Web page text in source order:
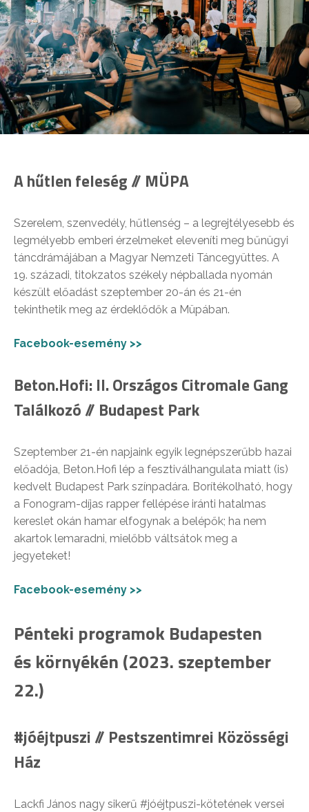
A hűtlen feleség // MÜPA
Szerelem, szenvedély, hűtlenség – a legrejtélyesebb és
legmélyebb emberi érzelmeket eleveníti meg bűnügyi
táncdrámájában a Magyar Nemzeti Táncegyüttes. A
19. századi, titokzatos székely népballada nyomán
készült előadást szeptember 20-án és 21-én
tekinthetik meg az érdeklődők a Müpában.
Facebook-esemény >>
Beton.Hofi: II. Országos Citromale Gang
Találkozó // Budapest Park
Szeptember 21-én napjaink egyik legnépszerűbb hazai
előadója, Beton.Hofi lép a fesztiválhangulata miatt (is)
kedvelt Budapest Park színpadára. Borítékolható, hogy
a Fonogram-díjas rapper fellépése iránti hatalmas
kereslet okán hamar elfogynak a belépők; ha nem
akartok lemaradni, mielőbb váltsátok meg a
jegyeteket!
Facebook-esemény >>
Pénteki programok Budapesten
és környékén (2023. szeptember
22.)
#jóéjtpuszi // Pestszentimrei Közösségi
Ház
Lackfi János nagy sikerű #jóéjtpuszi-kötetének versei